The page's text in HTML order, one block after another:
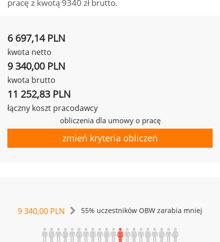
pracę z kwotą 9340 zł brutto.
6 697,14 PLN
kwota netto
9 340,00 PLN
kwota brutto
11 252,83 PLN
łączny koszt pracodawcy
obliczenia dla umowy o pracę
zmień kryteria obliczeń
9 340,00 PLN 55% uczestników OBW zarabia mniej